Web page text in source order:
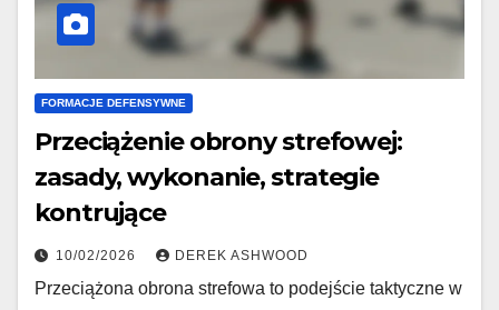
FORMACJE DEFENSYWNE
Przeciążenie obrony strefowej:
zasady, wykonanie, strategie
kontrujące
10/02/2026 DEREK ASHWOOD
Przeciążona obrona strefowa to podejście taktyczne w